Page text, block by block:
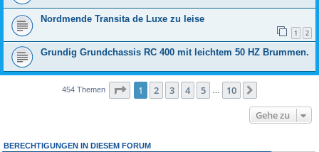
Nordmende Transita de Luxe zu leise
1 2
Grundig Grundchassis RC 400 mit leichtem 50 HZ Brummen.
454 Themen Seite 1von 10
1 2 3 4 5 10
Gehe zu
BERECHTIGUNGEN IN DIESEM FORUM